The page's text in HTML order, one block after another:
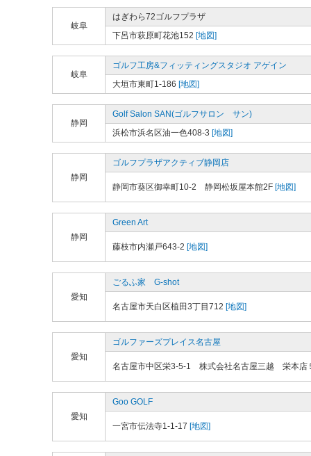
岐阜
はぎわら72ゴルフプラザ
下呂市萩原町花池152 [地図]
岐阜
ゴルフ工房&フィッティングスタジオ アゲイン
大垣市東町1-186 [地図]
静岡
Golf Salon SAN(ゴルフサロン サン)
浜松市浜名区油一色408-3 [地図]
静岡
ゴルフプラザアクティブ静岡店
静岡市葵区御幸町10-2 静岡松坂屋本館2F [地図]
静岡
Green Art
藤枝市内瀬戸643-2 [地図]
愛知
ごるふ家 G-shot
名古屋市天白区植田3丁目712 [地図]
愛知
ゴルファーズプレイス名古屋
名古屋市中区栄3-5-1 株式会社名古屋三越 栄本店
愛知
Goo GOLF
一宮市伝法寺1-1-17 [地図]